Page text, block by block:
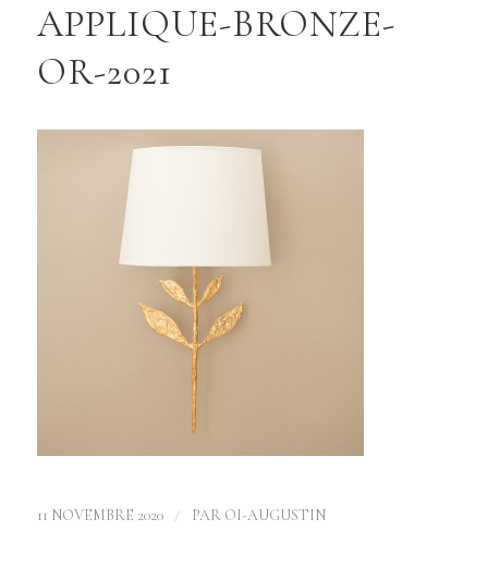
APPLIQUE-BRONZE-
OR-2021
11 NOVEMBRE 2020 / PAR OI-AUGUSTIN